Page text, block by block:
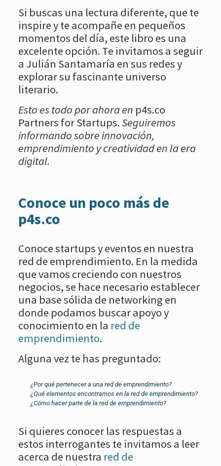
Si buscas una lectura diferente, que te
inspire y te acompañe en pequeños
momentos del día, este libro es una
excelente opción. Te invitamos a seguir
a Julián Santamaría en sus redes y
explorar su fascinante universo
literario.
Esto es todo por ahora en p4s.co
Partners for Startups.Seguiremos
informando sobre innovación,
emprendimiento y creatividad en la era
digital.
Conoce un poco más de
p4s.co
Conoce startups y eventos en nuestra
red de emprendimiento. En la medida
que vamos creciendo con nuestros
negocios, se hace necesario establecer
una base sólida de networking en
donde podamos buscar apoyo y
conocimiento en la red de
emprendimiento.
Alguna vez te has preguntado:
¿Por qué pertenecer a una red de emprendimiento?
¿Qué elementos encontramos en la red de emprendimiento?
¿Cómo hacer parte de la red de emprendimiento?
Si quieres conocer las respuestas a
estos interrogantes te invitamos a leer
acerca de nuestra red de